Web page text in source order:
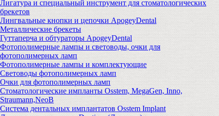
Лигатура и специальный инструмент для стоматологических
брекетов
Лингвальные кнопки и цепочки ApogeyDental
Металлические брекеты
Гуттаперча и обтураторы ApogeyDental
Фотополимерные лампы и световоды, очки для
фотополимерных ламп
Фотополимерные лампы и комплектующие
Световоды фотополимерных ламп
Очки для фотополимерных ламп
Стоматологические импланты Osstem, MegaGen, Inno,
Straumann,NeoB
Система дентальных имплантатов Osstem Implant